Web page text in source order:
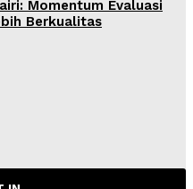
Momentum Evaluasi
Berkualitas